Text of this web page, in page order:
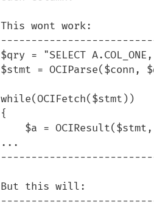
This wont work:
$qry = "SELECT
$stmt = OCIParse($conn,
while(OCIFetch($stmt))
{
...
But this will: